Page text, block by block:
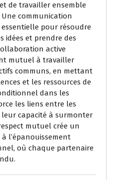
de travailler ensemble
communication
pour résoudre
idées et prendre des
active
mutuel à travailler
communs, en mettant
et les ressources de
dans les
les liens entre les
capacité à surmonter
mutuel crée un
l’épanouissement
où chaque partenaire